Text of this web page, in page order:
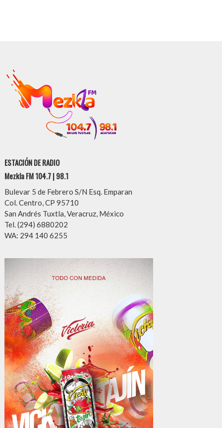
ESTACIÓN DE RADIO
Mezkla FM 104.7 | 98.1
Bulevar 5 de Febrero S/N Esq. Emparan
Col. Centro, CP 95710
San Andrés Tuxtla, Veracruz, México
Tel. (294) 6880202
WA: 294 140 6255